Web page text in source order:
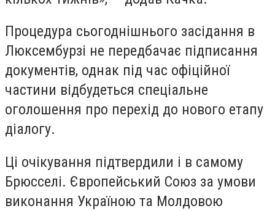
Процедура сьогоднішнього засідання в
Люксембурзі не передбачає підписання
документів, однак під час офіційної
частини відбудеться спеціальне
оголошення про перехід до нового етапу
діалогу.
Ці очікування підтвердили і в самому
Брюсселі. Європейський Союз за умови
виконання Україною та Молдовою